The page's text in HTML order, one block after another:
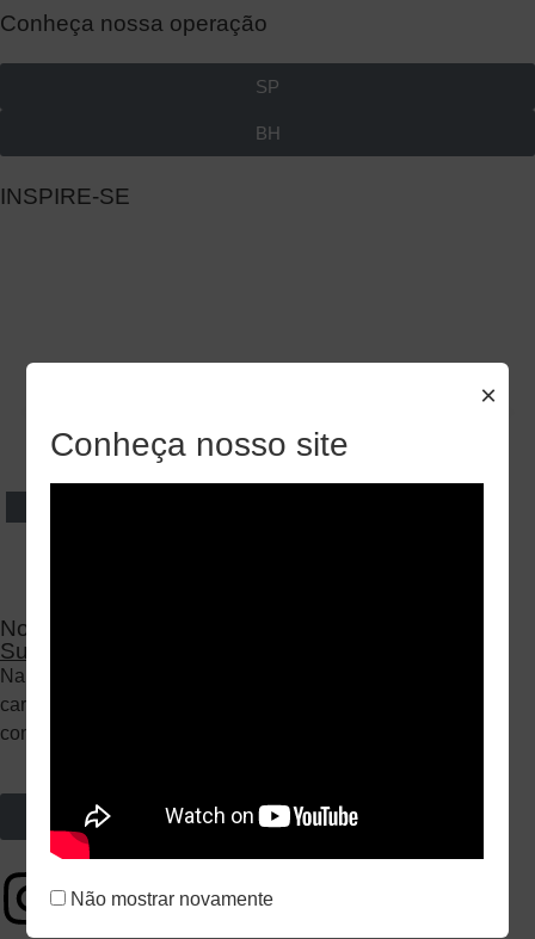
×
Conheça nosso site
Não mostrar novamente
Conheça nossa operação
SP
BH
INSPIRE-SE
Nosso Compromisso
Sustentável
Na 100% Eventos, neutralizamos 100% das emissões de
carbono geradas em nossas operações, reafirmando nosso
compromisso com a sustentabilidade.
Saiba mais sobre nossas iniciativas